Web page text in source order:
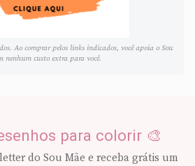
Ao comprar pelos links indicados, você apoia o Sou
nenhum custo extra para você.
para colorir 🎨
do Sou Mãe e receba grátis um